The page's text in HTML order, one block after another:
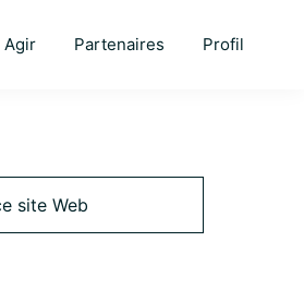
Agir Partenaires Profil